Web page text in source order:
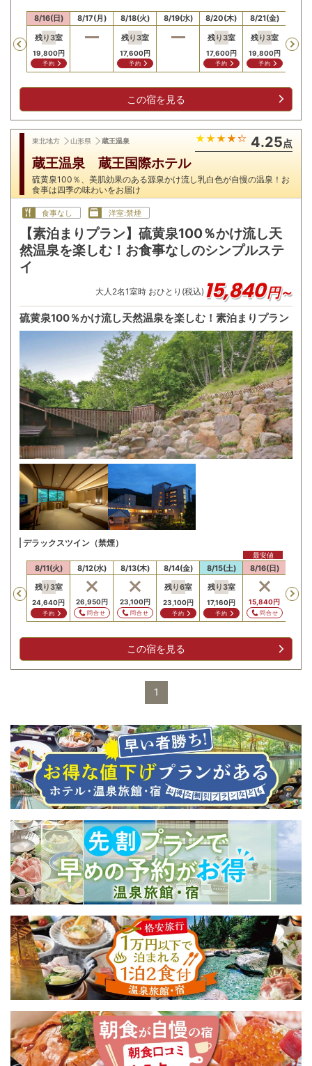
Previous
8/16(日)
残り3室
19,800円
予約
8/17(月)
8/18(火)
残り3室
17,600円
予約
8/19(水)
8/20(木)
残り3室
17,600円
予約
8/21(金)
残り3室
19,800円
予約
残り
この宿を見る
東北地方 山形県 蔵王温泉 4.25点
蔵王温泉 蔵王国際ホテル
硫黄泉100％、美肌効果のある源泉かけ流し乳白色が自慢の温泉！お
食事は四季の味わいをお届け
食事なし 洋室:禁煙
【素泊まりプラン】硫黄泉100％かけ流し天
然温泉を楽しむ！お食事なしのシンプルステ
イ
大人 2名1室時 おひとり(税込) 15,840円～
硫黄泉100％かけ流し天然温泉を楽しむ！素泊まりプラン
デラックスツイン（禁煙）
Previous
円
8/11(火)
残り3室
24,640円
予約
8/12(水)
26,950円
問合せ
8/13(木)
23,100円
問合せ
8/14(金)
残り6室
23,100円
予約
8/15(土)
残り3室
17,160円
予約
8/16(日)
15,840円
問合せ
最安値
この宿を見る
1